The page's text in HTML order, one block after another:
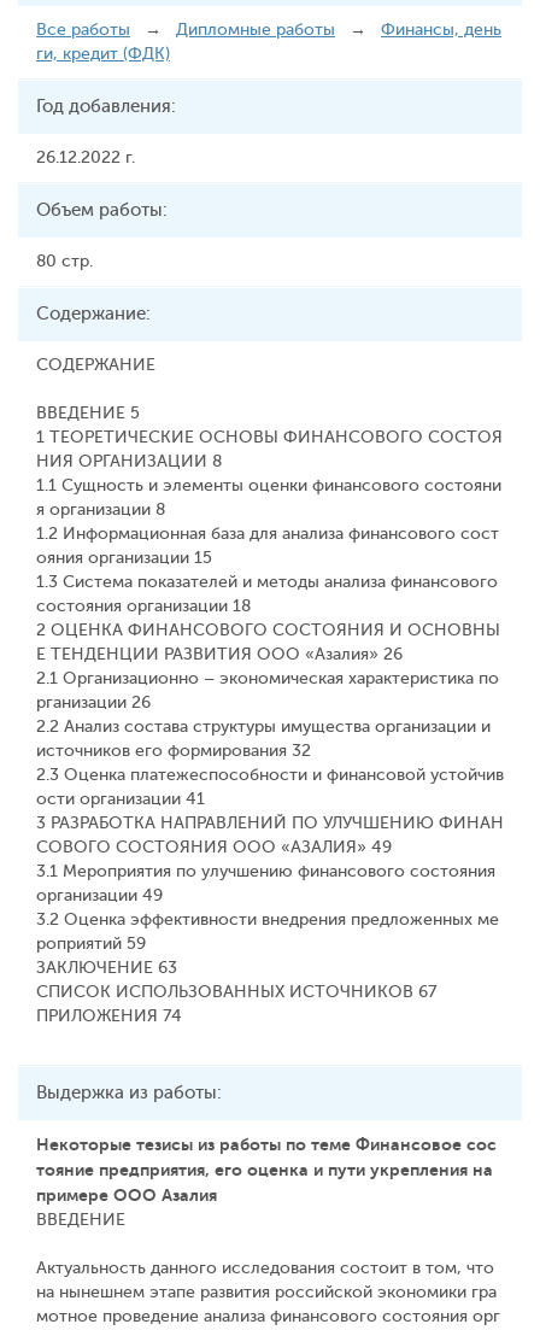
Все работы → Дипломные работы → Финансы, день
ги, кредит (ФДК)
Год добавления:
26.12.2022 г.
Объем работы:
80 стр.
Содержание:
СОДЕРЖАНИЕ
ВВЕДЕНИЕ 5
1 ТЕОРЕТИЧЕСКИЕ ОСНОВЫ ФИНАНСОВОГО СОСТОЯ
НИЯ ОРГАНИЗАЦИИ 8
1.1 Сущность и элементы оценки финансового состояни
я организации 8
1.2 Информационная база для анализа финансового сост
ояния организации 15
1.3 Система показателей и методы анализа финансового
состояния организации 18
2 ОЦЕНКА ФИНАНСОВОГО СОСТОЯНИЯ И ОСНОВНЫ
Е ТЕНДЕНЦИИ РАЗВИТИЯ ООО «Азалия» 26
2.1 Организационно – экономическая характеристика по
рганизации 26
2.2 Анализ состава структуры имущества организации и
источников его формирования 32
2.3 Оценка платежеспособности и финансовой устойчив
ости организации 41
3 РАЗРАБОТКА НАПРАВЛЕНИЙ ПО УЛУЧШЕНИЮ ФИНАН
СОВОГО СОСТОЯНИЯ ООО «АЗАЛИЯ» 49
3.1 Мероприятия по улучшению финансового состояния
организации 49
3.2 Оценка эффективности внедрения предложенных ме
роприятий 59
ЗАКЛЮЧЕНИЕ 63
СПИСОК ИСПОЛЬЗОВАННЫХ ИСТОЧНИКОВ 67
ПРИЛОЖЕНИЯ 74
Выдержка из работы:
Некоторые тезисы из работы по теме Финансовое сос
тояние предприятия, его оценка и пути укрепления на
примере ООО Азалия
ВВЕДЕНИЕ
Актуальность данного исследования состоит в том, что
на нынешнем этапе развития российской экономики гра
мотное проведение анализа финансового состояния орг